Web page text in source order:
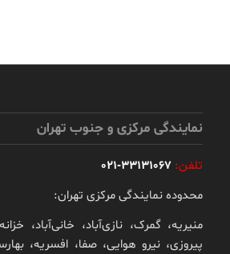
نمایندگی مرکزی و جنوب تهران
تلفن: 33131067-021
محدوده نمایندگی مرکزی تهران:
منیریه، گمرک، نازی‌آباد، خانی‌آباد،
پیروزی، نیرو هوایی، صفا، افسریه،